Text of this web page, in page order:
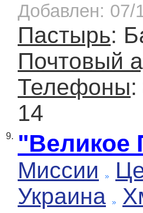
Добавлен: 07/
Пастырь:
Почтовый
Телефоны
14
9. "Великое
Миссии
Украина